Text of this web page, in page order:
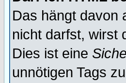
Das hängt davon
nicht darfst, wirst
Dies ist eine
unnötigen Tags